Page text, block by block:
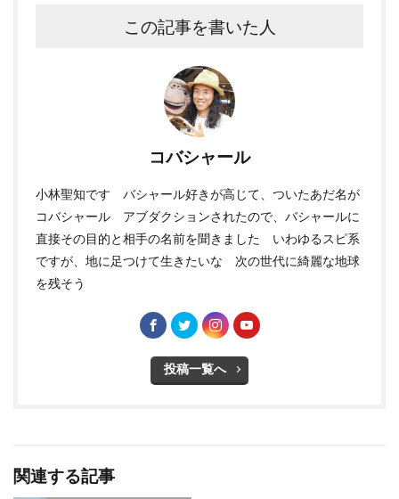
この記事を書いた人
コバシャール
小林聖知です バシャール好きが高じて、ついたあだ名が
コバシャール アブダクションされたので、バシャールに
直接その目的と相手の名前を聞きました いわゆるスピ系
ですが、地に足つけて生きたいな 次の世代に綺麗な地球
を残そう
投稿一覧へ
関連する記事